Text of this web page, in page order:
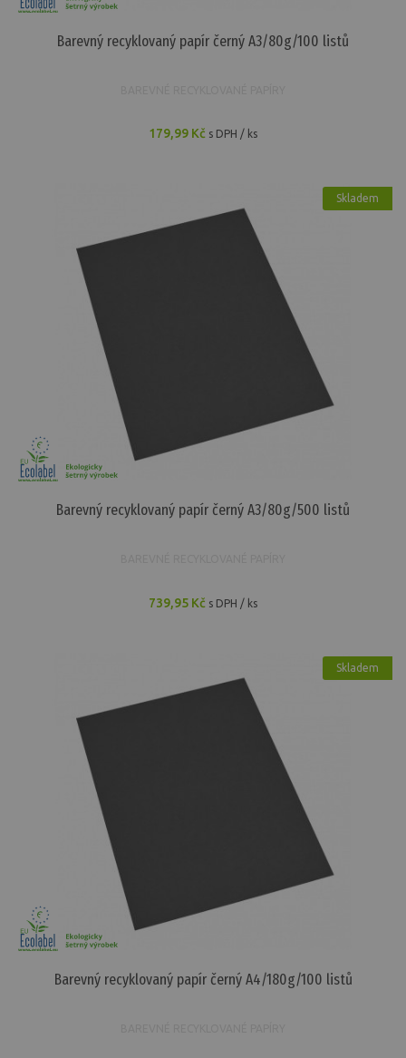
Barevný recyklovaný papír černý A3/80g/100 listů
179,99 Kč s DPH / ks
Skladem
Barevný recyklovaný papír černý A3/80g/500 listů
739,95 Kč s DPH / ks
Skladem
Barevný recyklovaný papír černý A4/180g/100 listů